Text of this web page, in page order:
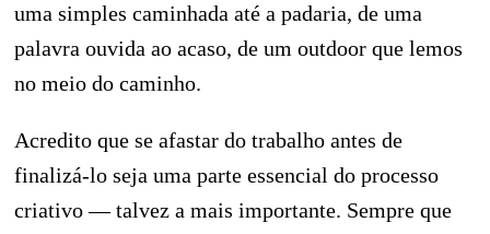
uma simples caminhada até a padaria, de uma
palavra ouvida ao acaso, de um outdoor que lemos
no meio do caminho.
Acredito que se afastar do trabalho antes de
finalizá-lo seja uma parte essencial do processo
criativo — talvez a mais importante. Sempre que